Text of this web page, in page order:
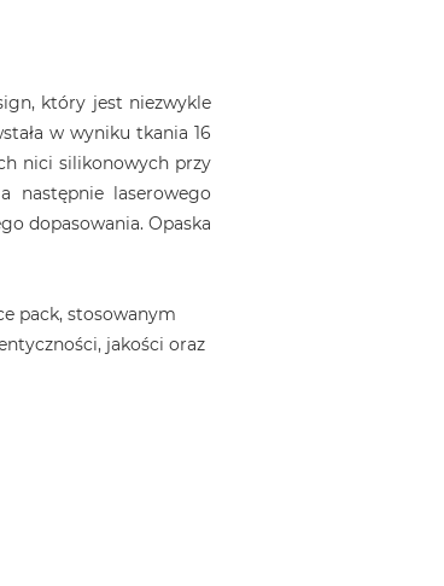
który jest niezwykle
w wyniku tkania 16
nici silikonowych przy
następnie laserowego
dopasowania. Opaska
pack, stosowanym
jakości oraz